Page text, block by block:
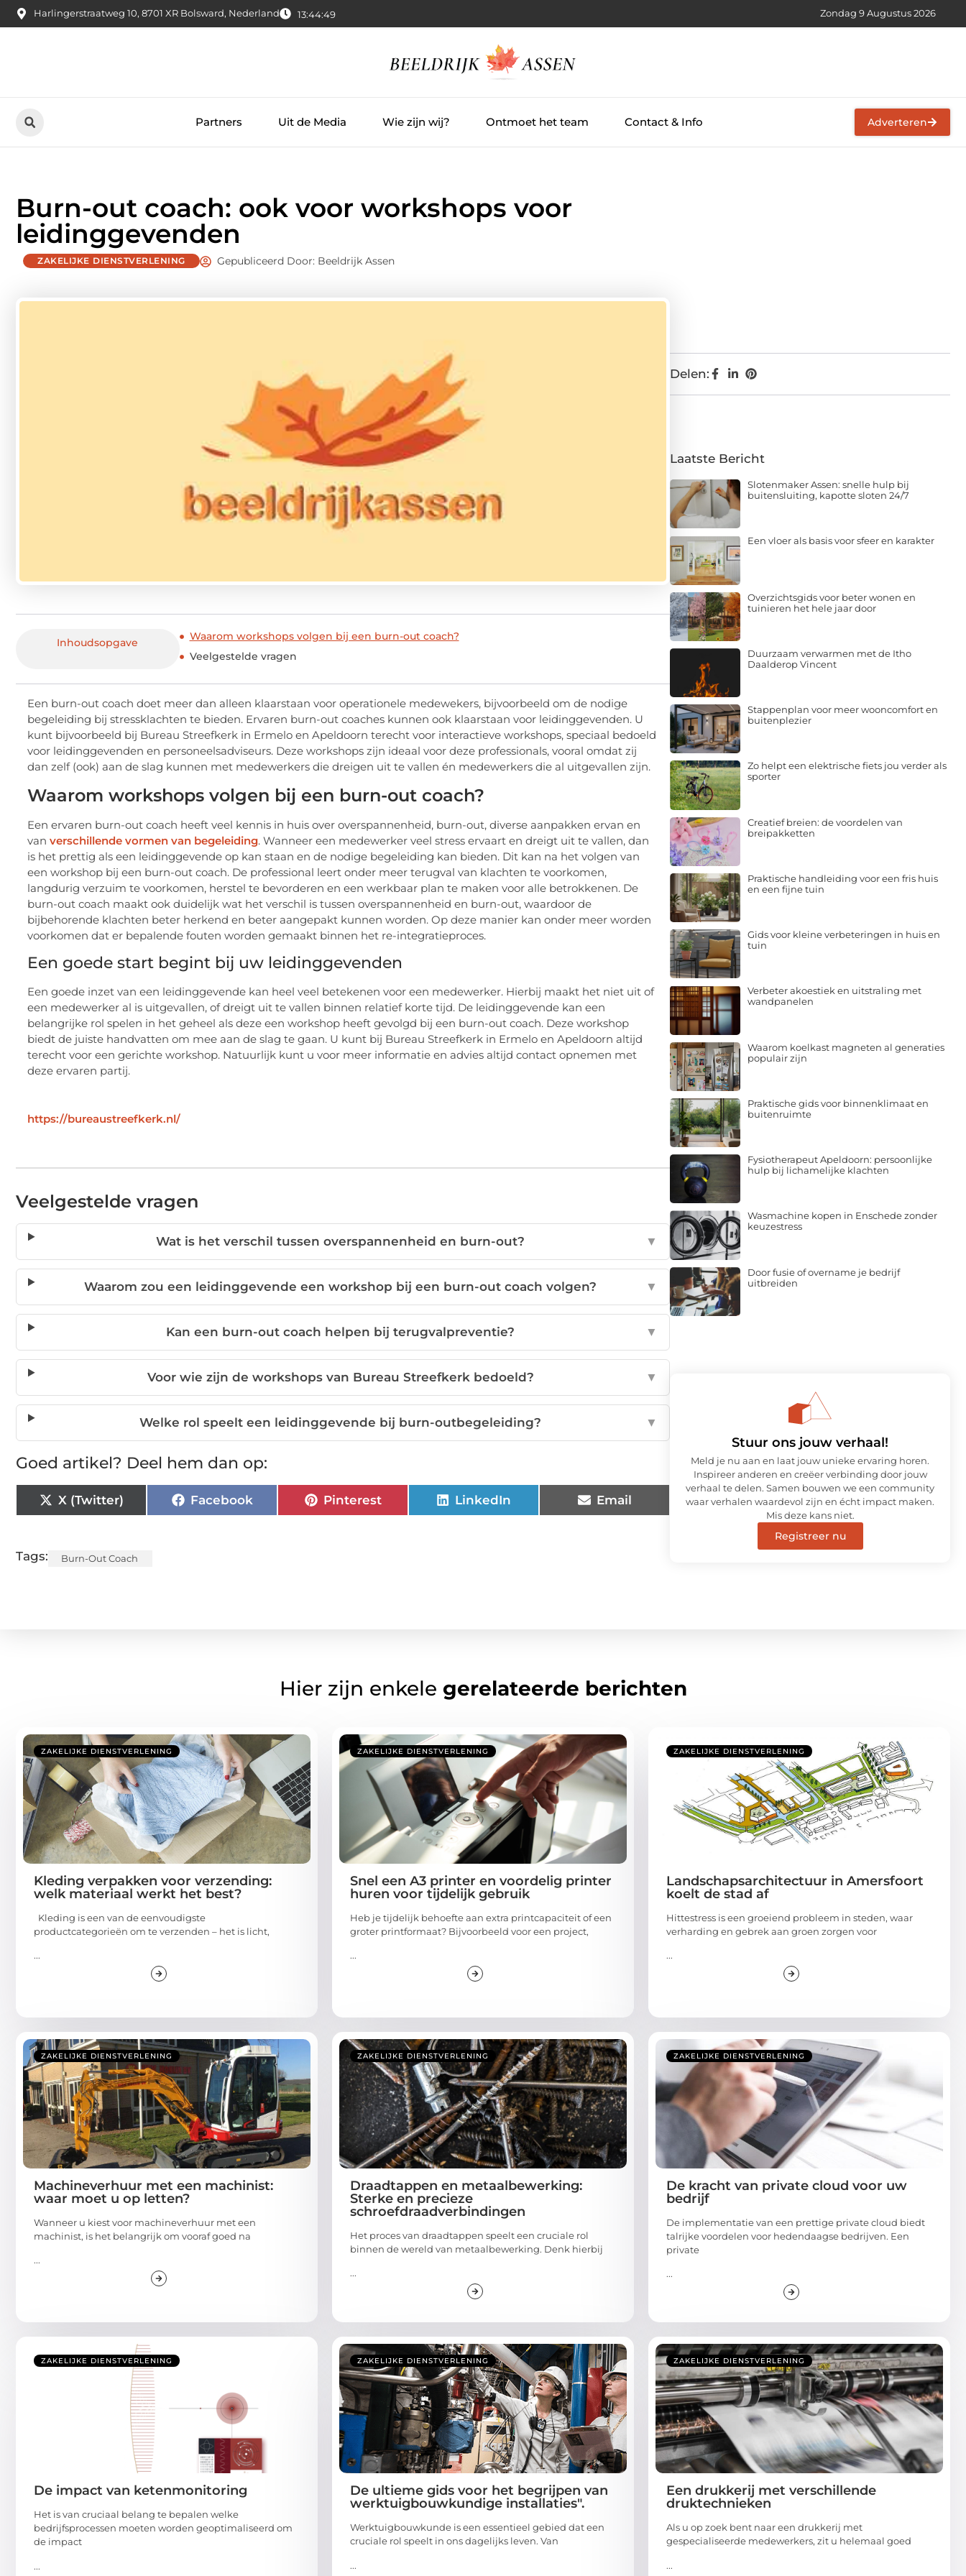
Harlingerstraatweg 10, 8701 XR Bolsward, Nederland 13:44:50 Zondag 9 Augustus 2026
Partners Uit de Media Wie zijn wij? Ontmoet het team Contact & Info Adverteren
Burn-out coach: ook voor workshops voor
leidinggevenden
ZAKELIJKE DIENSTVERLENING Gepubliceerd Door: Beeldrijk Assen
Inhoudsopgave
Waarom workshops volgen bij een burn-out coach?
Veelgestelde vragen
Een burn-out coach doet meer dan alleen klaarstaan voor operationele medewekers, bijvoorbeeld om de nodige
begeleiding bij stressklachten te bieden. Ervaren burn-out coaches kunnen ook klaarstaan voor leidinggevenden. U
kunt bijvoorbeeld bij Bureau Streefkerk in Ermelo en Apeldoorn terecht voor interactieve workshops, speciaal bedoeld
voor leidinggevenden en personeelsadviseurs. Deze workshops zijn ideaal voor deze professionals, vooral omdat zij
dan zelf (ook) aan de slag kunnen met medewerkers die dreigen uit te vallen én medewerkers die al uitgevallen zijn.
Waarom workshops volgen bij een burn-out coach?
Een ervaren burn-out coach heeft veel kennis in huis over overspannenheid, burn-out, diverse aanpakken ervan en
van verschillende vormen van begeleiding. Wanneer een medewerker veel stress ervaart en dreigt uit te vallen, dan
is het prettig als een leidinggevende op kan staan en de nodige begeleiding kan bieden. Dit kan na het volgen van
een workshop bij een burn-out coach. De professional leert onder meer terugval van klachten te voorkomen,
langdurig verzuim te voorkomen, herstel te bevorderen en een werkbaar plan te maken voor alle betrokkenen. De
burn-out coach maakt ook duidelijk wat het verschil is tussen overspannenheid en burn-out, waardoor de
bijbehorende klachten beter herkend en beter aangepakt kunnen worden. Op deze manier kan onder meer worden
voorkomen dat er bepalende fouten worden gemaakt binnen het re-integratieproces.
Een goede start begint bij uw leidinggevenden
Een goede inzet van een leidinggevende kan heel veel betekenen voor een medewerker. Hierbij maakt het niet uit of
een medewerker al is uitgevallen, of dreigt uit te vallen binnen relatief korte tijd. De leidinggevende kan een
belangrijke rol spelen in het geheel als deze een workshop heeft gevolgd bij een burn-out coach. Deze workshop
biedt de juiste handvatten om mee aan de slag te gaan. U kunt bij Bureau Streefkerk in Ermelo en Apeldoorn altijd
terecht voor een gerichte workshop. Natuurlijk kunt u voor meer informatie en advies altijd contact opnemen met
deze ervaren partij.
https://bureaustreefkerk.nl/
Veelgestelde vragen
Wat is het verschil tussen overspannenheid en burn-out? ▼
Waarom zou een leidinggevende een workshop bij een burn-out coach volgen? ▼
Kan een burn-out coach helpen bij terugvalpreventie? ▼
Voor wie zijn de workshops van Bureau Streefkerk bedoeld? ▼
Welke rol speelt een leidinggevende bij burn-outbegeleiding? ▼
Goed artikel? Deel hem dan op:
X (Twitter) Facebook Pinterest LinkedIn Email
Tags: Burn-Out Coach
Delen:
Laatste Bericht
Slotenmaker Assen: snelle hulp bij
buitensluiting, kapotte sloten 24/7
Een vloer als basis voor sfeer en karakter
Overzichtsgids voor beter wonen en
tuinieren het hele jaar door
Duurzaam verwarmen met de Itho
Daalderop Vincent
Stappenplan voor meer wooncomfort en
buitenplezier
Zo helpt een elektrische fiets jou verder als
sporter
Creatief breien: de voordelen van
breipakketten
Praktische handleiding voor een fris huis
en een fijne tuin
Gids voor kleine verbeteringen in huis en
tuin
Verbeter akoestiek en uitstraling met
wandpanelen
Waarom koelkast magneten al generaties
populair zijn
Praktische gids voor binnenklimaat en
buitenruimte
Fysiotherapeut Apeldoorn: persoonlijke
hulp bij lichamelijke klachten
Wasmachine kopen in Enschede zonder
keuzestress
Door fusie of overname je bedrijf
uitbreiden
Stuur ons jouw verhaal!
Meld je nu aan en laat jouw unieke ervaring horen.
Inspireer anderen en creëer verbinding door jouw
verhaal te delen. Samen bouwen we een community
waar verhalen waardevol zijn en écht impact maken.
Mis deze kans niet.
Registreer nu
Hier zijn enkele gerelateerde berichten
ZAKELIJKE DIENSTVERLENING
Kleding verpakken voor verzending:
welk materiaal werkt het best?
Kleding is een van de eenvoudigste
productcategorieën om te verzenden – het is licht,
...
ZAKELIJKE DIENSTVERLENING
Snel een A3 printer en voordelig printer
huren voor tijdelijk gebruik
Heb je tijdelijk behoefte aan extra printcapaciteit of een
groter printformaat? Bijvoorbeeld voor een project,
...
ZAKELIJKE DIENSTVERLENING
Landschapsarchitectuur in Amersfoort
koelt de stad af
Hittestress is een groeiend probleem in steden, waar
verharding en gebrek aan groen zorgen voor
...
ZAKELIJKE DIENSTVERLENING
Machineverhuur met een machinist:
waar moet u op letten?
Wanneer u kiest voor machineverhuur met een
machinist, is het belangrijk om vooraf goed na
...
ZAKELIJKE DIENSTVERLENING
Draadtappen en metaalbewerking:
Sterke en precieze
schroefdraadverbindingen
Het proces van draadtappen speelt een cruciale rol
binnen de wereld van metaalbewerking. Denk hierbij
...
ZAKELIJKE DIENSTVERLENING
De kracht van private cloud voor uw
bedrijf
De implementatie van een prettige private cloud biedt
talrijke voordelen voor hedendaagse bedrijven. Een
private
...
ZAKELIJKE DIENSTVERLENING
De impact van ketenmonitoring
Het is van cruciaal belang te bepalen welke
bedrijfsprocessen moeten worden geoptimaliseerd om
de impact
...
ZAKELIJKE DIENSTVERLENING
De ultieme gids voor het begrijpen van
werktuigbouwkundige installaties".
Werktuigbouwkunde is een essentieel gebied dat een
cruciale rol speelt in ons dagelijks leven. Van
...
ZAKELIJKE DIENSTVERLENING
Een drukkerij met verschillende
druktechnieken
Als u op zoek bent naar een drukkerij met
gespecialiseerde medewerkers, zit u helemaal goed
...